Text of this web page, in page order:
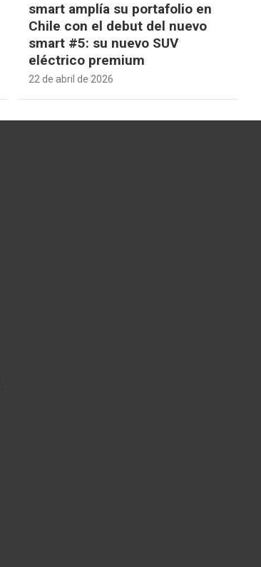
smart amplía su portafolio en
Chile con el debut del nuevo
smart #5: su nuevo SUV
eléctrico premium
22 de abril de 2026